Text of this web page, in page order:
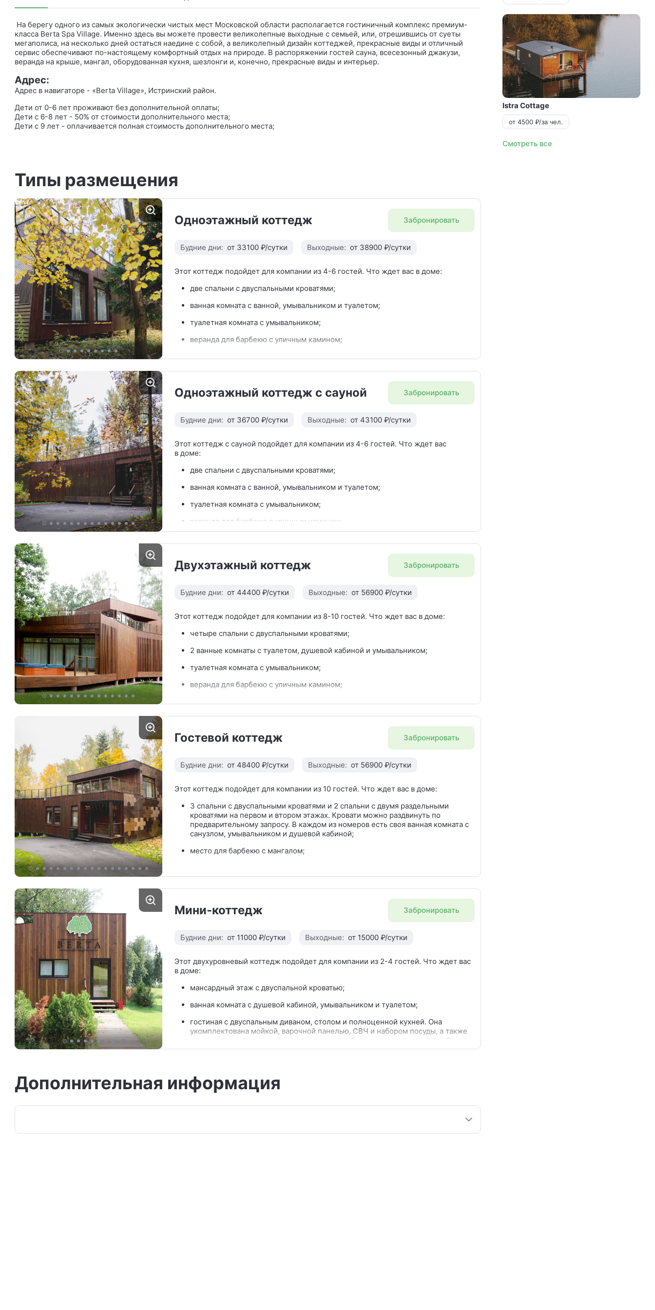
На берегу одного из самых экологически чистых мест Московской области располагается гостиничный комплекс премиум-
класса Berta Spa Village. Именно здесь вы можете провести великолепные выходные с семьей, или, отрешившись от суеты
мегаполиса, на несколько дней остаться наедине с собой, а великолепный дизайн коттеджей, прекрасные виды и отличный
сервис обеспечивают по-настоящему комфортный отдых на природе. В распоряжении гостей сауна, всесезонный джакузи,
веранда на крыше, мангал, оборудованная кухня, шезлонги и, конечно, прекрасные виды и интерьер.
Адрес:
Адрес в навигаторе - «Berta Village», Истринский район.
Дети от 0-6 лет проживают без дополнительной оплаты;
Дети с 6-8 лет - 50% от стоимости дополнительного места;
Дети с 9 лет - оплачивается полная стоимость дополнительного места;
Типы размещения
Одноэтажный коттедж Забронировать
Будние дни: от 33100 ₽/сутки Выходные: от 38900 ₽/сутки
Этот коттедж подойдет для компании из 4-6 гостей. Что ждет вас в доме:
две спальни с двуспальными кроватями;
ванная комната с ванной, умывальником и туалетом;
туалетная комната с умывальником;
веранда для барбекю с уличным камином;
уличная веранда с джакузи;
гостиная с двуспальным диваном, большим столом на 8 персон и дровяным
часть гостиной занимает полноценная кухня с мойкой, варочной панелью,
набором посуды. На кухне бутыль питьевой воды 19 л. В каждом коттедже
Одноэтажный коттедж с сауной Забронировать
Будние дни: от 36700 ₽/сутки Выходные: от 43100 ₽/сутки
Этот коттедж с сауной подойдет для компании из 4-6 гостей. Что ждет вас
в доме:
две спальни с двуспальными кроватями;
ванная комната с ванной, умывальником и туалетом;
туалетная комната с умывальником;
веранда для барбекю с уличным камином;
гостиная с двуспальным диваном, большим столом на 8 персон и дровяным
часть гостиной занимает полноценная кухня с мойкой, варочной панелью,
набором посуды. На кухне бутыль питьевой воды 19 л. В каждом коттедже
Двухэтажный коттедж Забронировать
Будние дни: от 44400 ₽/сутки Выходные: от 56900 ₽/сутки
Этот коттедж подойдет для компании из 8-10 гостей. Что ждет вас в доме:
четыре спальни с двуспальными кроватями;
2 ванные комнаты с туалетом, душевой кабиной и умывальником;
туалетная комната с умывальником;
веранда для барбекю с уличным камином;
уличная веранда с всесезонным джакузи;
гостиная с двуспальным диваном, большим столом на 8 персон и дровяным
часть гостиной занимает полноценная кухня с мойкой, варочной панелью,
набором посуды. На кухне бутыль питьевой воды 19 л. В каждом коттедже
Гостевой коттедж Забронировать
Будние дни: от 48400 ₽/сутки Выходные: от 56900 ₽/сутки
Этот коттедж подойдет для компании из 10 гостей. Что ждет вас в доме:
3 спальни с двуспальными кроватями и 2 спальни с двумя раздельными
кроватями на первом и втором этажах. Кровати можно раздвинуть по
предварительному запросу. В каждом из номеров есть своя ванная комната с
санузлом, умывальником и душевой кабиной;
место для барбекю с мангалом;
2 полноценные кухни с мойкой, варочной панелью, СВЧ и набором посуды. В
коттедже стоит бутыль питьевой воды 19 л с ручной помпой. В каждом
Мини-коттедж Забронировать
Будние дни: от 11000 ₽/сутки Выходные: от 15000 ₽/сутки
Этот двухуровневый коттедж подойдет для компании из 2-4 гостей. Что ждет вас
в доме:
мансардный этаж с двуспальной кроватью;
ванная комната с душевой кабиной, умывальником и туалетом;
гостиная с двуспальным диваном, столом и полноценной кухней. Она
укомплектована мойкой, варочной панелью, СВЧ и набором посуды, а также
посудомоечной машиной, электрическим чайником и холодильником. В
коттедже стоит бутыль питьевой воды 19 л с ручной помпой. В каждом
веранда для барбекю.
Дополнительная информация
Istra Cottage
от 4500 ₽/за чел.
Смотреть все